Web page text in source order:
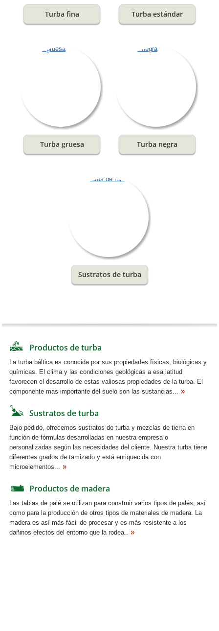
Turba fina Turba estándar
Turba gruesa Turba negra
Sustratos de turba
Productos de turba
La turba báltica es conocida por sus propiedades físicas, biológicas y
químicas. El clima y las condiciones geológicas a esa latitud
favorecen el desarrollo de estas valiosas propiedades de la turba. El
componente más importante del suelo son las sustancias...
Sustratos de turba
Bajo pedido, ofrecemos sustratos de turba y mezclas de tierra en
función de fórmulas desarrolladas en nuestra empresa o
personalizadas según las necesidades del cliente. Nuestra turba tiene
diferentes grados de tamizado y está enriquecida con
microelementos...
Productos de madera
Las tablas de palé se utilizan para construir varios tipos de palés, así
como para la producción de otros tipos de materiales de madera. La
madera es así más fácil de procesar y es más resistente a los
dañinos efectos del entorno que la rodea..